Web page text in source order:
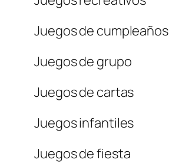
Juegos de cumpleaños
Juegos de grupo
Juegos de cartas
Juegos infantiles
Juegos de fiesta